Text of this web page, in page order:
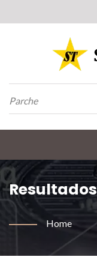
Parche
Servicio
Home